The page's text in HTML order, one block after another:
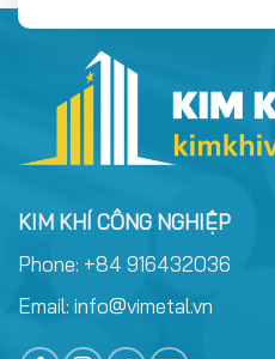
KIM KHÍ CÔNG NGHIỆP
Phone: +84 916432036
Email: info@vimetal.vn